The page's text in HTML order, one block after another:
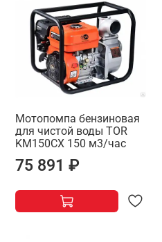
Мотопомпа бензиновая
для чистой воды TOR
KM150CX 150 м3/час
75 891 ₽